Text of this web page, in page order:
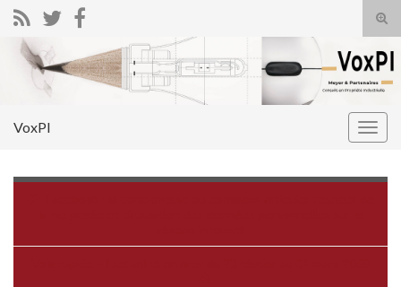
Search for:
VoxPI